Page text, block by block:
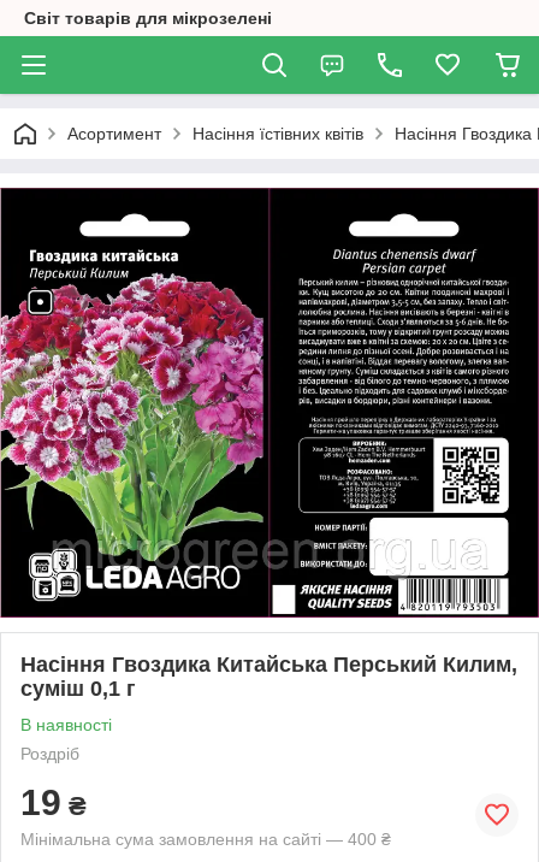
Світ товарів для мікрозелені
Асортимент Насіння їстівних квітів Насіння
Насіння Гвоздика Китайська Перський Килим,
суміш 0,1 г
В наявності
Роздріб
19 ₴
Мінімальна сума замовлення на сайті — 400 ₴